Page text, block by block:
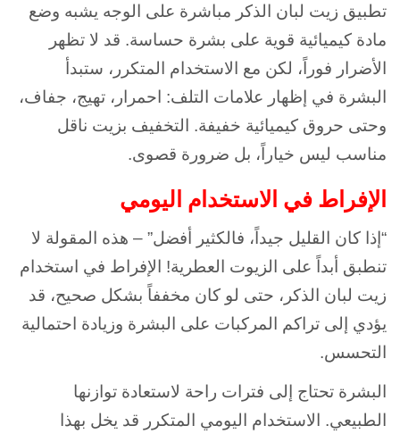
تطبيق زيت لبان الذكر مباشرة على الوجه يشبه وضع
مادة كيميائية قوية على بشرة حساسة. قد لا تظهر
الأضرار فوراً، لكن مع الاستخدام المتكرر، ستبدأ
البشرة في إظهار علامات التلف: احمرار، تهيج، جفاف،
وحتى حروق كيميائية خفيفة. التخفيف بزيت ناقل
مناسب ليس خياراً، بل ضرورة قصوى.
الإفراط في الاستخدام اليومي
“إذا كان القليل جيداً، فالكثير أفضل” – هذه المقولة لا
تنطبق أبداً على الزيوت العطرية! الإفراط في استخدام
زيت لبان الذكر، حتى لو كان مخففاً بشكل صحيح، قد
يؤدي إلى تراكم المركبات على البشرة وزيادة احتمالية
التحسس.
البشرة تحتاج إلى فترات راحة لاستعادة توازنها
الطبيعي. الاستخدام اليومي المتكرر قد يخل بهذا